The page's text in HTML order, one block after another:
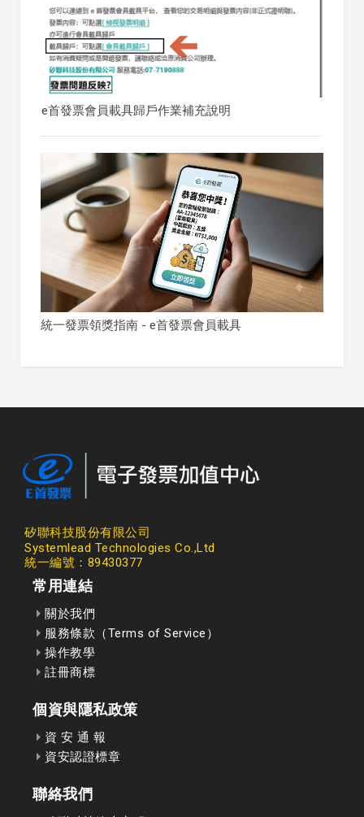
e首發票會員載具歸戶作業補充說明
統一發票領獎指南 - e首發票會員載具
矽聯科技股份有限公司
Systemlead Technologies Co.,Ltd
統一編號：89430377
常用連結
關於我們
服務條款（Terms of Service）
操作教學
註冊商標
個資與隱私政策
資 安 通 報
資安認證標章
聯絡我們